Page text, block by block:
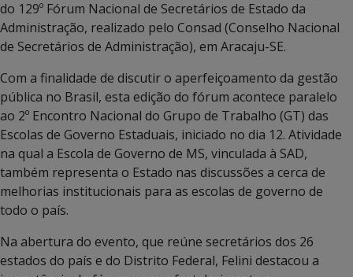
do 129º Fórum Nacional de Secretários de Estado da
Administração, realizado pelo Consad (Conselho Nacional
de Secretários de Administração), em Aracaju-SE.
Com a finalidade de discutir o aperfeiçoamento da gestão
pública no Brasil, esta edição do fórum acontece paralelo
ao 2º Encontro Nacional do Grupo de Trabalho (GT) das
Escolas de Governo Estaduais, iniciado no dia 12. Atividade
na qual a Escola de Governo de MS, vinculada à SAD,
também representa o Estado nas discussões a cerca de
melhorias institucionais para as escolas de governo de
todo o país.
Na abertura do evento, que reúne secretários dos 26
estados do país e do Distrito Federal, Felini destacou a